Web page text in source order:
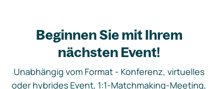
Beginnen Sie mit Ihrem
nächsten Event!
Unabhängig vom Format - Konferenz, virtuelles
oder hybrides Event, 1:1-Matchmaking-Meeting,